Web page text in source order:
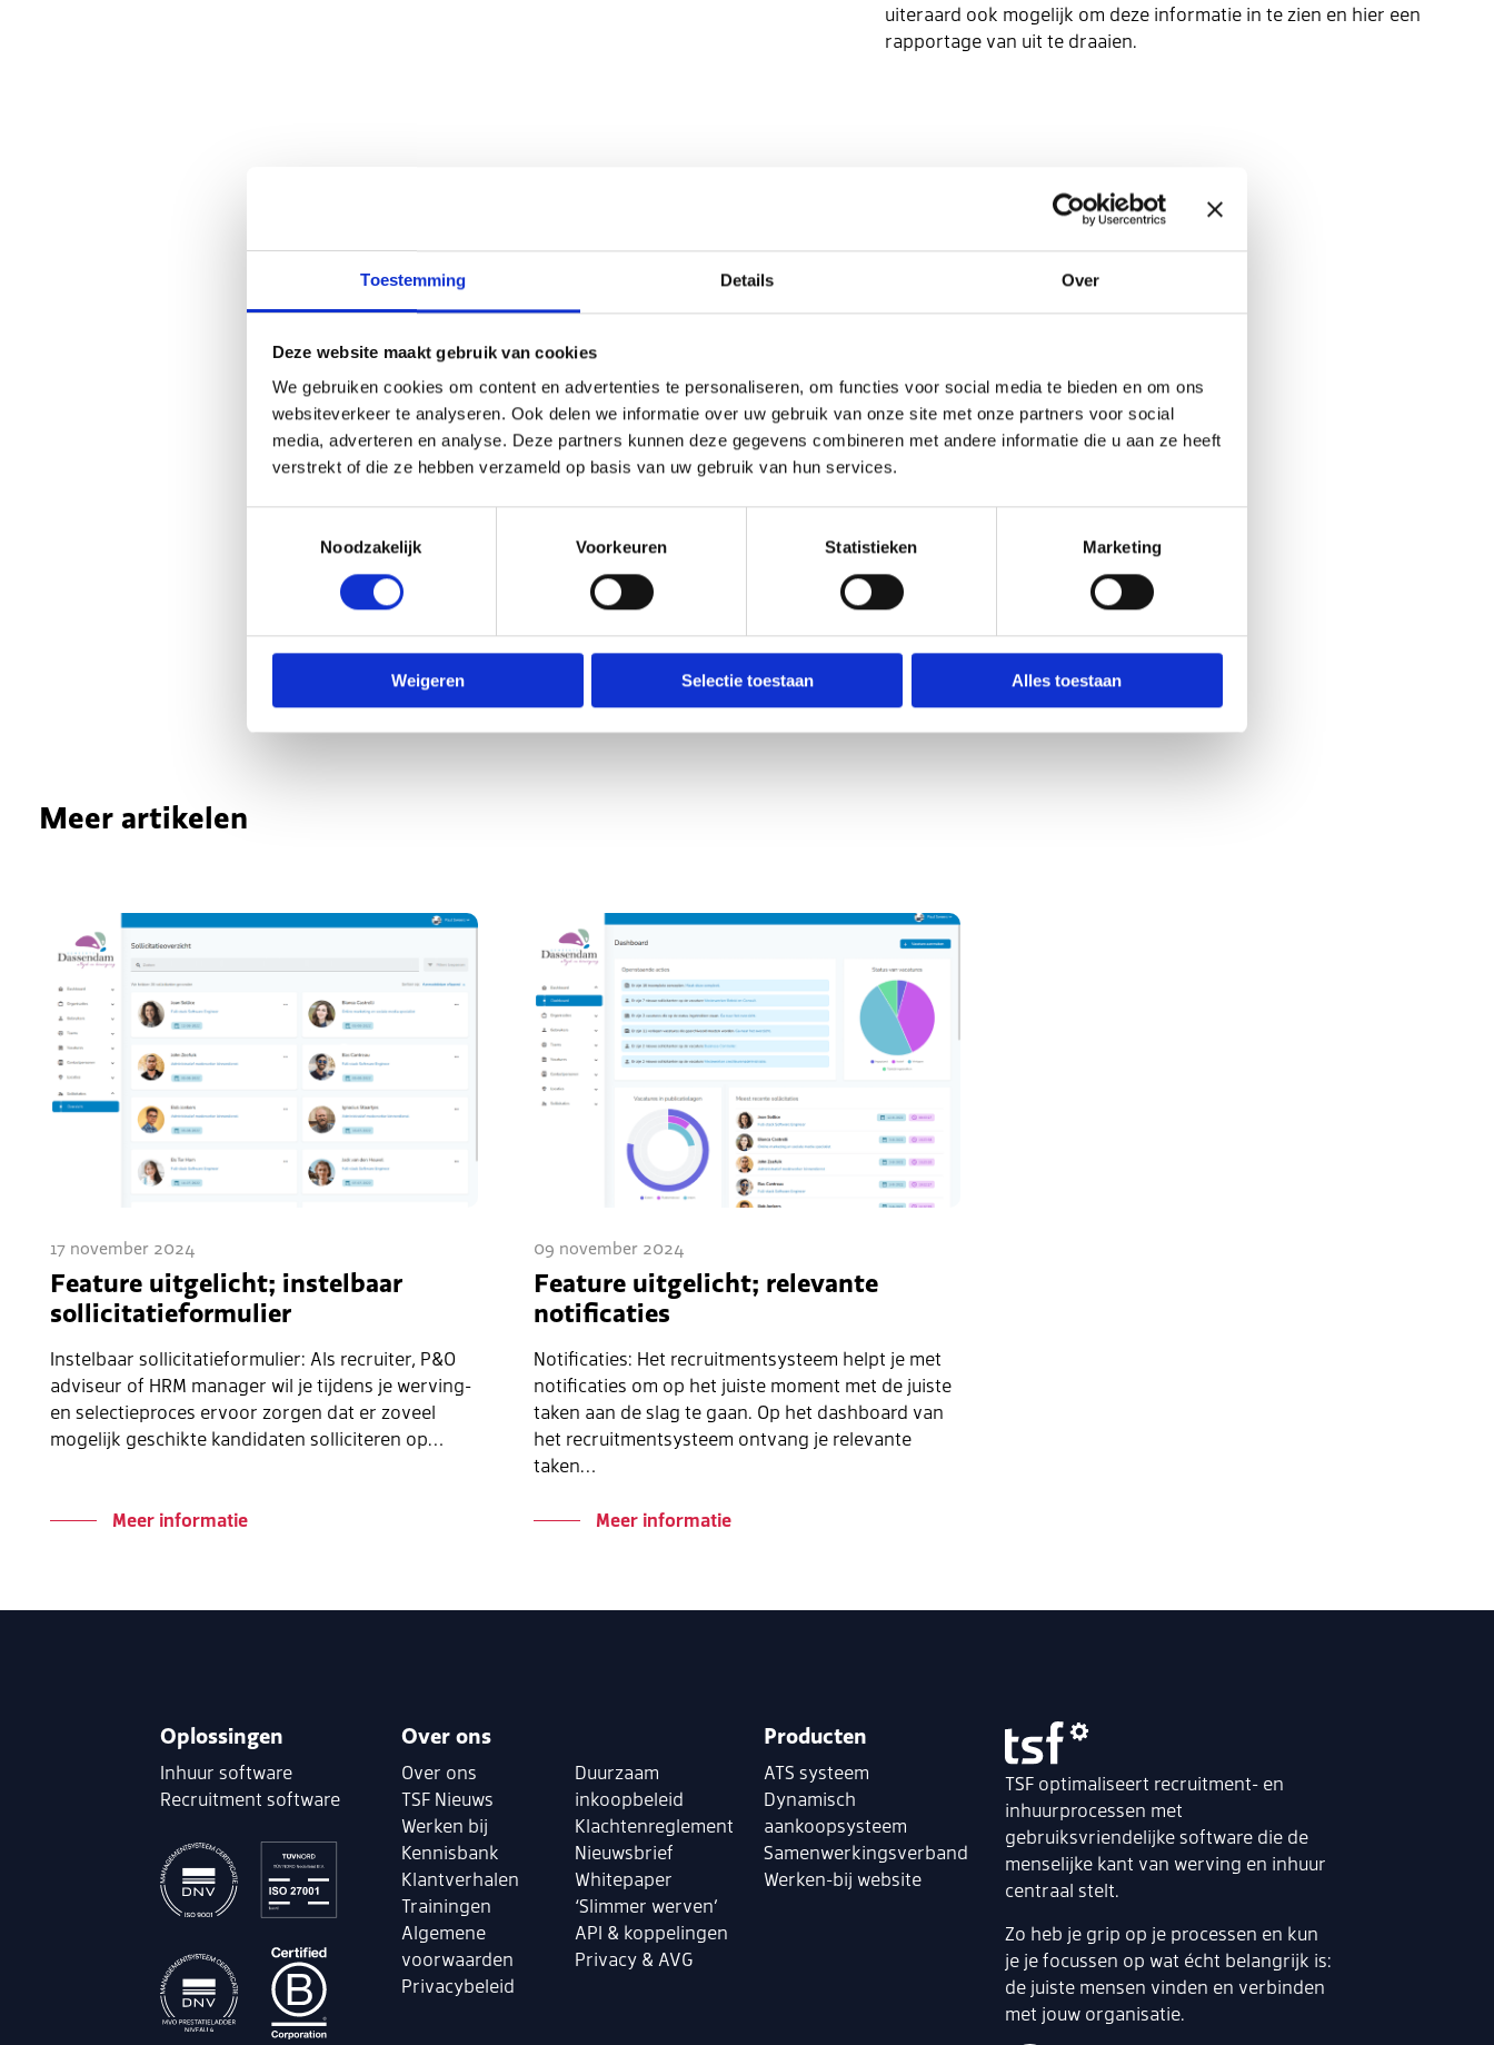
Toestemming Details Over
Deze website maakt gebruik van cookies
We gebruiken cookies om content en advertenties te personaliseren, om functies voor social media te bieden en om ons
websiteverkeer te analyseren. Ook delen we informatie over uw gebruik van onze site met onze partners voor social
media, adverteren en analyse. Deze partners kunnen deze gegevens combineren met andere informatie die u aan ze heeft
verstrekt of die ze hebben verzameld op basis van uw gebruik van hun services.
Noodzakelijk
Voorkeuren Statistieken Marketing
Weigeren Selectie toestaan Alles toestaan
uiteraard ook mogelijk om deze informatie in te zien en hier een
rapportage van uit te draaien.
Meer informatie over de nieuwe software?
Neem vrijblijvend contact met ons op
Plan een demo in
Of bel direct op:(088) 141 09 09
Meer artikelen
17 november 2024
Feature uitgelicht; instelbaar
sollicitatieformulier
Instelbaar sollicitatieformulier: Als recruiter, P&O
adviseur of HRM manager wil je tijdens je werving-
en selectieproces ervoor zorgen dat er zoveel
mogelijk geschikte kandidaten solliciteren op…
Meer informatie
09 november 2024
Feature uitgelicht; relevante
notificaties
Notificaties: Het recruitmentsysteem helpt je met
notificaties om op het juiste moment met de juiste
taken aan de slag te gaan. Op het dashboard van
het recruitmentsysteem ontvang je relevante
taken…
Meer informatie
Oplossingen
Inhuur software
Recruitment software
Over ons
Over ons
TSF Nieuws
Werken bij
Kennisbank
Klantverhalen
Trainingen
Algemene
voorwaarden
Privacybeleid
Duurzaam
inkoopbeleid
Klachtenreglement
Nieuwsbrief
Whitepaper
‘Slimmer werven’
API & koppelingen
Privacy & AVG
Producten
ATS systeem
Dynamisch
aankoopsysteem
Samenwerkingsverband
Werken-bij website
TSF optimaliseert recruitment- en
inhuurprocessen met
gebruiksvriendelijke software die de
menselijke kant van werving en inhuur
centraal stelt.
Zo heb je grip op je processen en kun
je je focussen op wat écht belangrijk is:
de juiste mensen vinden en verbinden
met jouw organisatie.